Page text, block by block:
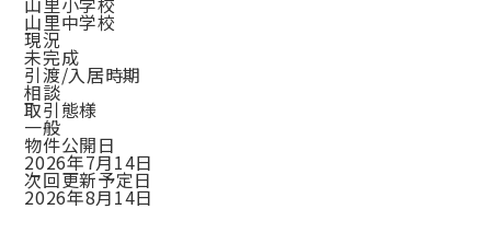
山里中学校
現況
未完成
引渡/入居時期
相談
取引態様
一般
物件公開日
2026年7月14日
次回更新予定日
2026年8月14日